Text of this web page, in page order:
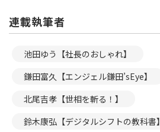
連載執筆者
池田ゆう【社長のおしゃれ】
鎌田富久【エンジェル鎌田’sEye】
北尾吉孝【世相を斬る！】
鈴木康弘【デジタルシフトの教科書】